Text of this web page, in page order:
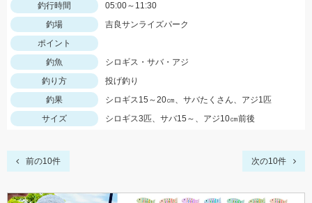
釣行時間
05:00～11:30
釣場
吉良サンライズパーク
ポイント
釣魚
シロギス・サバ・アジ
釣り方
投げ釣り
釣果
シロギス15～20㎝、サバたくさん、アジ1匹
サイズ
シロギス3匹、サバ15～、アジ10㎝前後
前の10件 次の10件